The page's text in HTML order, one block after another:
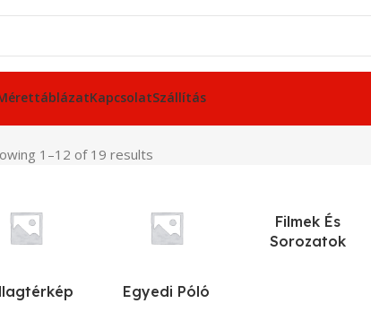
KapcsolatSzállítás
1–12 of 19 results
Egyedi Póló
Filmek És
Sorozatok